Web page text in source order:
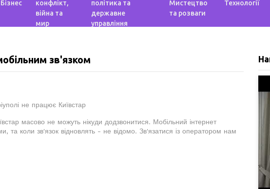
Бізнес
конфлікт,
війна та
мир
політика та
державне
управління
Мистецтво
та розваги
Технології
зв'язком
не працює Київстар
масово не можуть нікуди додзвонитися. Мобільний інтернет
та коли зв'язок відновлять - не відомо. Зв'язатися із оператором нам